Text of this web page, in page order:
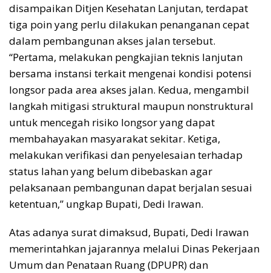
disampaikan Ditjen Kesehatan Lanjutan, terdapat
tiga poin yang perlu dilakukan penanganan cepat
dalam pembangunan akses jalan tersebut.
“Pertama, melakukan pengkajian teknis lanjutan
bersama instansi terkait mengenai kondisi potensi
longsor pada area akses jalan. Kedua, mengambil
langkah mitigasi struktural maupun nonstruktural
untuk mencegah risiko longsor yang dapat
membahayakan masyarakat sekitar. Ketiga,
melakukan verifikasi dan penyelesaian terhadap
status lahan yang belum dibebaskan agar
pelaksanaan pembangunan dapat berjalan sesuai
ketentuan,” ungkap Bupati, Dedi Irawan.
Atas adanya surat dimaksud, Bupati, Dedi Irawan
memerintahkan jajarannya melalui Dinas Pekerjaan
Umum dan Penataan Ruang (DPUPR) dan